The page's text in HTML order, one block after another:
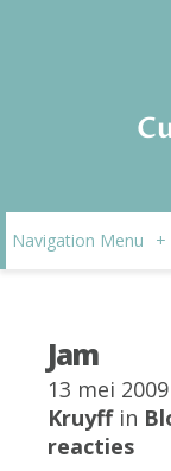
Navigation Menu +
Jam
13 mei
Kruyffin
reacties